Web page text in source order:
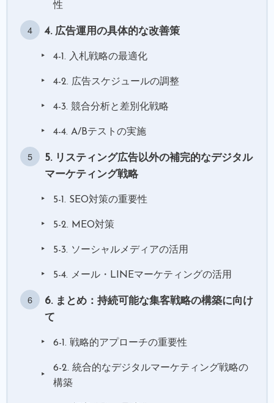
性
4. 広告運用の具体的な改善策
4-1. 入札戦略の最適化
4-2. 広告スケジュールの調整
4-3. 競合分析と差別化戦略
4-4. A/Bテストの実施
5. リスティング広告以外の補完的なデジタル
マーケティング戦略
5-1. SEO対策の重要性
5-2. MEO対策
5-3. ソーシャルメディアの活用
5-4. メール・LINEマーケティングの活用
6. まとめ：持続可能な集客戦略の構築に向け
て
6-1. 戦略的アプローチの重要性
6-2. 統合的なデジタルマーケティング戦略の
構築